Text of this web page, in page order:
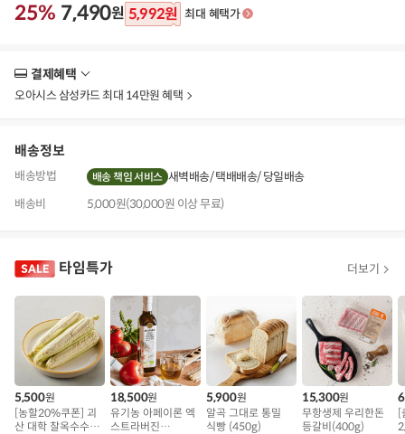
25% 7,490원 5,992원 최대 혜택가
결제혜택
보
오아시스 삼성카드 최대 14만원 혜택
배송정보
배송방법 배송 책임 서비스 새벽배송 택배배송 당일배송
배송비
5,000원(30,000원 이상 무료)
타임특가 더보기
5,500원
[농할20%쿠폰] 괴
산 대학 찰옥수수 5
18,500원
유기농 아페이론 엑
스트라버진
5,900원
알곡 그대로 통밀
식빵 (450g)
15,300원
무항생제 우리한돈
등갈비(400g)
[